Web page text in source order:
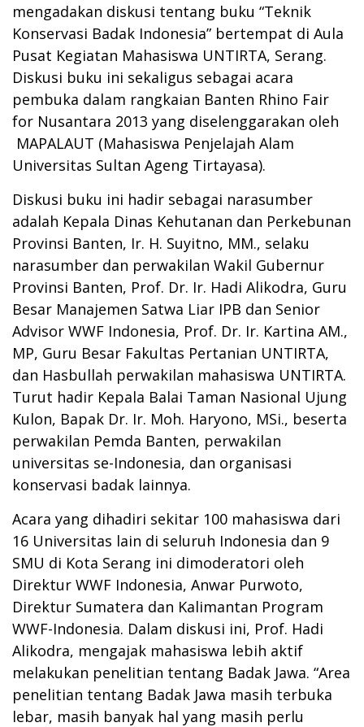
mengadakan diskusi tentang buku “Teknik
Konservasi Badak Indonesia” bertempat di Aula
Pusat Kegiatan Mahasiswa UNTIRTA, Serang.
Diskusi buku ini sekaligus sebagai acara
pembuka dalam rangkaian Banten Rhino Fair
for Nusantara 2013 yang diselenggarakan oleh
MAPALAUT (Mahasiswa Penjelajah Alam
Universitas Sultan Ageng Tirtayasa).
Diskusi buku ini hadir sebagai narasumber
adalah Kepala Dinas Kehutanan dan Perkebunan
Provinsi Banten, Ir. H. Suyitno, MM., selaku
narasumber dan perwakilan Wakil Gubernur
Provinsi Banten, Prof. Dr. Ir. Hadi Alikodra, Guru
Besar Manajemen Satwa Liar IPB dan Senior
Advisor WWF Indonesia, Prof. Dr. Ir. Kartina AM.,
MP, Guru Besar Fakultas Pertanian UNTIRTA,
dan Hasbullah perwakilan mahasiswa UNTIRTA.
Turut hadir Kepala Balai Taman Nasional Ujung
Kulon, Bapak Dr. Ir. Moh. Haryono, MSi., beserta
perwakilan Pemda Banten, perwakilan
universitas se-Indonesia, dan organisasi
konservasi badak lainnya.
Acara yang dihadiri sekitar 100 mahasiswa dari
16 Universitas lain di seluruh Indonesia dan 9
SMU di Kota Serang ini dimoderatori oleh
Direktur WWF Indonesia, Anwar Purwoto,
Direktur Sumatera dan Kalimantan Program
WWF-Indonesia. Dalam diskusi ini, Prof. Hadi
Alikodra, mengajak mahasiswa lebih aktif
melakukan penelitian tentang Badak Jawa. “Area
penelitian tentang Badak Jawa masih terbuka
lebar, masih banyak hal yang masih perlu